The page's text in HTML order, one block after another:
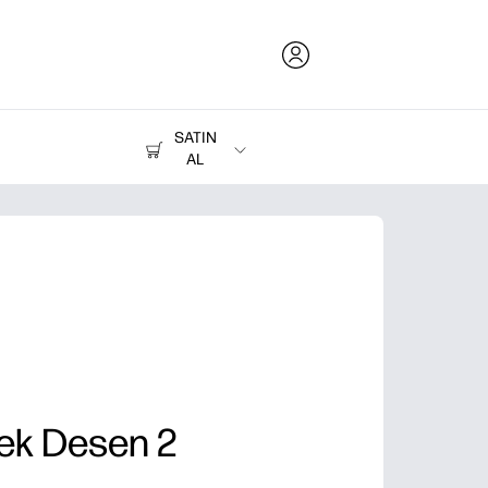
SATIN
AL
Yazıcılar
Desen 2